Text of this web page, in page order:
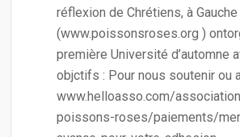
réflexion de Chrétiens, à Gauche
(www.poissonsroses.org )
première Université d’automne
objctifs : Pour nous soutenir ou
www.helloasso.com/
poissons-roses/paiements/